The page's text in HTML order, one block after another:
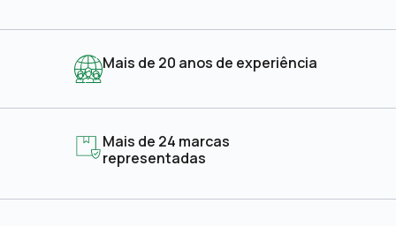
Mais de 20 anos de experiência
Mais de 24 marcas
representadas